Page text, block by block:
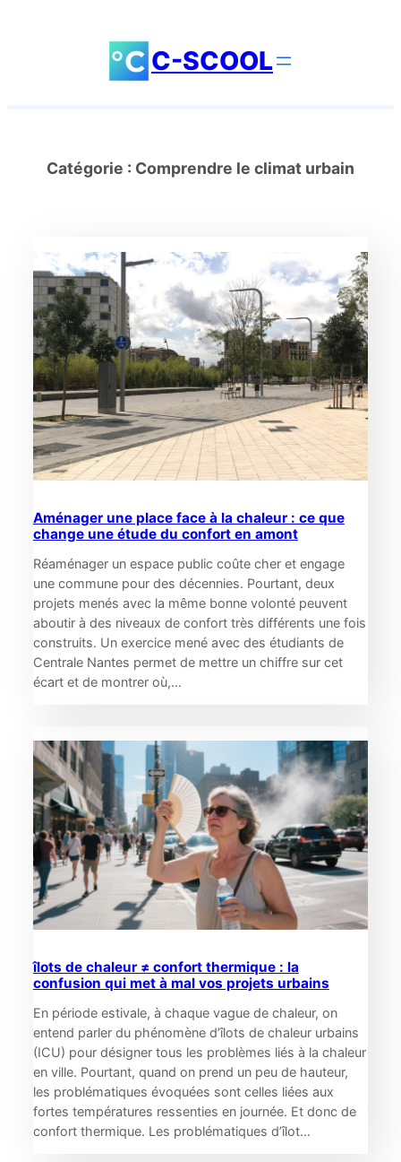
C-SCOOL
Catégorie : Comprendre le climat urbain
Aménager une place face à la chaleur : ce que
change une étude du confort en amont
Réaménager un espace public coûte cher et engage
une commune pour des décennies. Pourtant, deux
projets menés avec la même bonne volonté peuvent
aboutir à des niveaux de confort très différents une fois
construits. Un exercice mené avec des étudiants de
Centrale Nantes permet de mettre un chiffre sur cet
écart et de montrer où,…
îlots de chaleur ≠ confort thermique : la
confusion qui met à mal vos projets urbains
En période estivale, à chaque vague de chaleur, on
entend parler du phénomène d’îlots de chaleur urbains
(ICU) pour désigner tous les problèmes liés à la chaleur
en ville. Pourtant, quand on prend un peu de hauteur,
les problématiques évoquées sont celles liées aux
fortes températures ressenties en journée. Et donc de
confort thermique. Les problématiques d’îlot…